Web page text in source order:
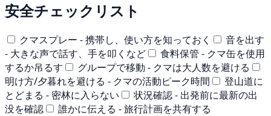
安全チェックリスト
クマスプレー - 携帯し、使い方を知っておく
音を出す
- 大きな声で話す、手を叩くなど
食料保管 - クマ缶を使用
するか吊るす
グループで移動 - クマは大人数を避ける
明け方/夕暮れを避ける - クマの活動ピーク時間
登山道に
とどまる - 密林に入らない
状況確認 - 出発前に最新の出
没を確認
誰かに伝える - 旅行計画を共有する